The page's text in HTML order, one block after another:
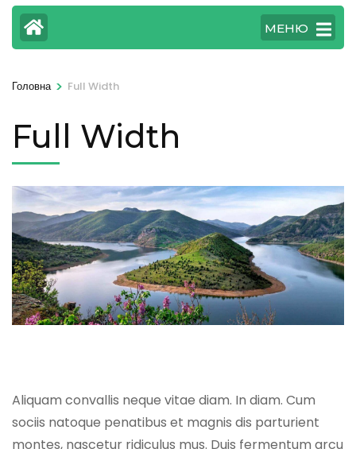
МЕНЮ
Головна > Full Width
Full Width
Aliquam convallis neque vitae diam. In diam. Cum
sociis natoque penatibus et magnis dis parturient
montes, nascetur ridiculus mus. Duis fermentum arcu